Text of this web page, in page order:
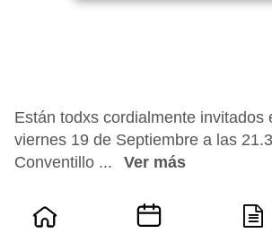
Están todxs cordialmente invitados
viernes 19 de Septiembre a las
Conventillo ...
Ver más